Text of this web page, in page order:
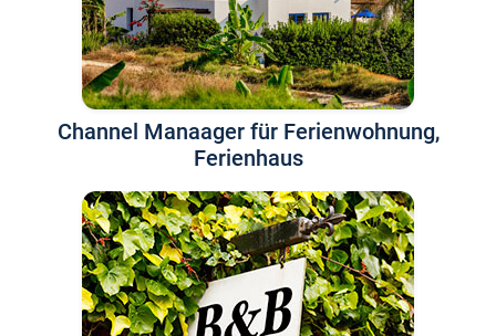
Channel Manaager für Ferienwohnung,
Ferienhaus